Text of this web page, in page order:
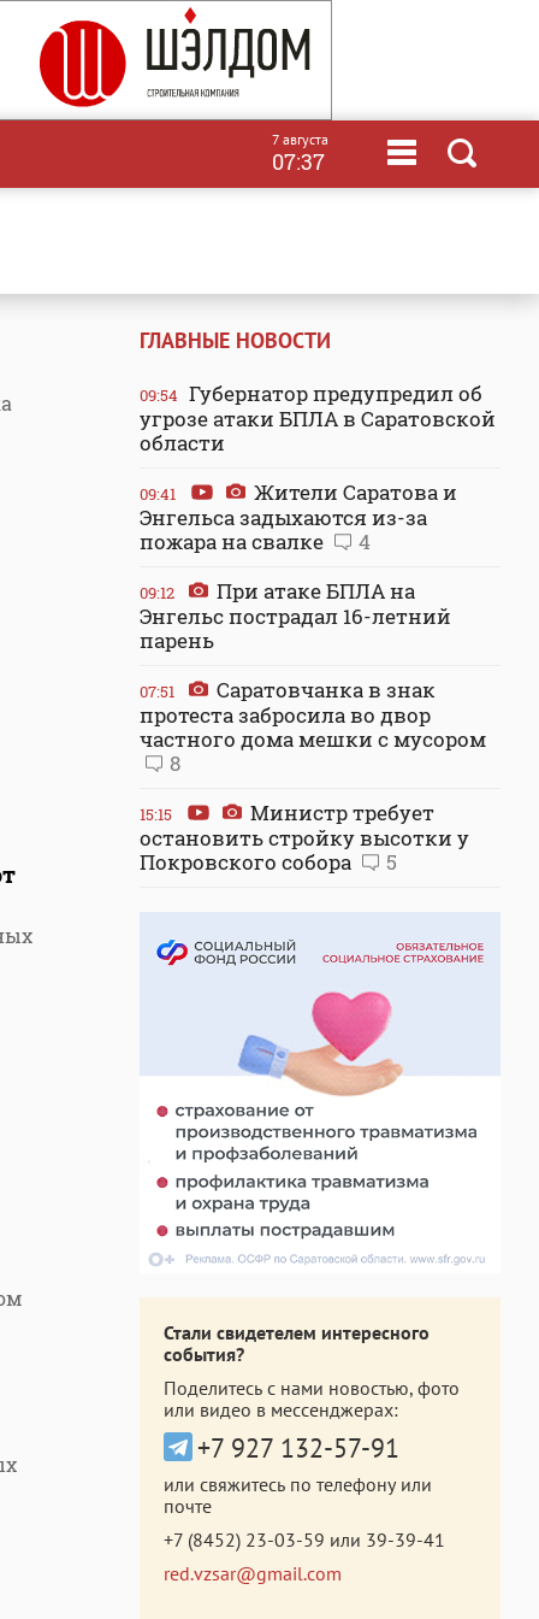
7 августа
07:37
ГЛАВНЫЕ НОВОСТИ
09:54 Губернатор предупредил об
угрозе атаки БПЛА в Саратовской
области
09:41
Жители Саратова и
Энгельса задыхаются из-за
пожара на свалке
4
09:12
При атаке БПЛА на
Энгельс пострадал 16-летний
парень
07:51
Саратовчанка в знак
протеста забросила во двор
частного дома мешки с мусором
8
15:15
Министр требует
остановить стройку высотки у
Покровского собора
5
Стали свидетелем интересного
события?
Поделитесь с нами новостью, фото
или видео в мессенджерах:
+7 927 132-57-91
или свяжитесь по телефону или
почте
+7 (8452) 23-03-59 или 39-39-41
red.vzsar@gmail.com